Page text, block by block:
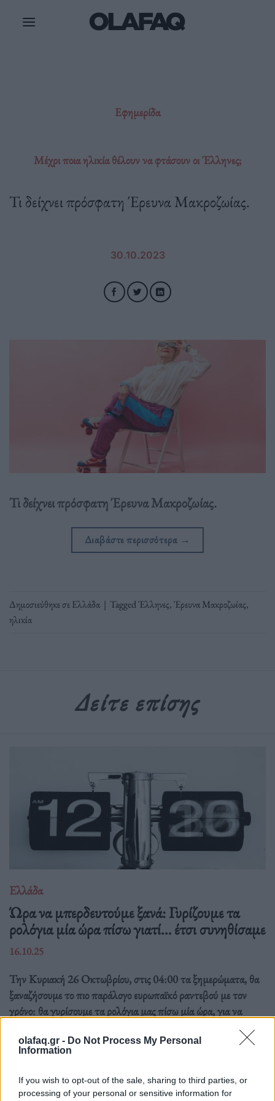
olafaq.gr - Do Not Process My Personal
Information
If you wish to opt-out of the sale, sharing to third parties, or
processing of your personal or sensitive information for
Εφημερίδα
Μέχρι ποια ηλικία θέλουν να φτάσουν οι Έλληνες;
Τι δείχνει πρόσφατη Έρευνα Μακροζωίας.
30.10.2023
Τι δείχνει πρόσφατη Έρευνα Μακροζωίας.
Διαβάστε περισσότερα →
Δημοσιεύθηκε σεΕλλάδα | TaggedΈλληνες,Έρευνα Μακροζωίας,
ηλικία
Δείτε επίσης
Ελλάδα
Ώρα να μπερδευτούμε ξανά: Γυρίζουμε τα
ρολόγια μία ώρα πίσω γιατί… έτσι συνηθίσαμε
16.10.25
Την Κυριακή 26 Οκτωβρίου, στις 04:00 τα ξημερώματα, θα
ξαναζήσουμε το πιο παράλογο ευρωπαϊκό ραντεβού με τον
χρόνο: θα γυρίσουμε τα ρολόγια μας πίσω μία ώρα, για να